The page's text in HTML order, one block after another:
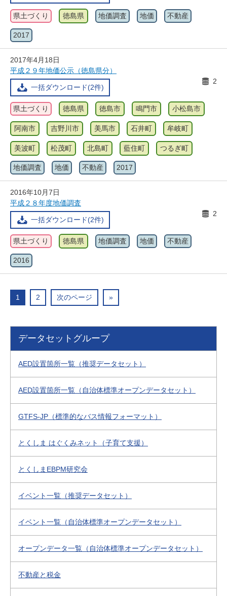
県土づくり 徳島県 地価調査 地価 不動産
2017
2017年4月18日
平成２９年地価公示（徳島県分）
一括ダウンロード(2件)
2
県土づくり 徳島県 徳島市 鳴門市 小松島市
阿南市 吉野川市 美馬市 石井町 牟岐町
美波町 松茂町 北島町 藍住町 つるぎ町
地価調査 地価 不動産 2017
2016年10月7日
平成２８年度地価調査
一括ダウンロード(2件)
2
県土づくり 徳島県 地価調査 地価 不動産
2016
1 2 次のページ »
データセットグループ
AED設置箇所一覧（推奨データセット）
AED設置箇所一覧（自治体標準オープンデータセット）
GTFS-JP（標準的なバス情報フォーマット）
とくしま はぐくみネット（子育て支援）
とくしまEBPM研究会
イベント一覧（推奨データセット）
イベント一覧（自治体標準オープンデータセット）
オープンデータ一覧（自治体標準オープンデータセット）
不動産と税金